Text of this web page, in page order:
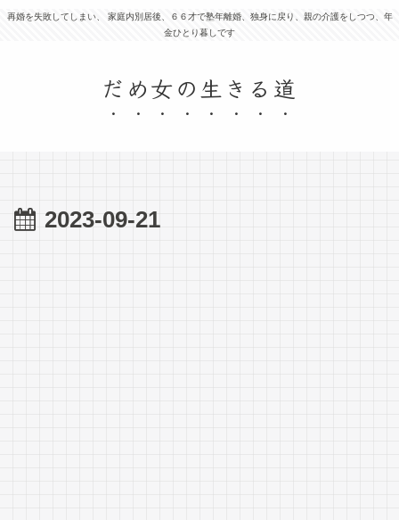
再婚を失敗してしまい、 家庭内別居後、６６才で塾年離婚、独身に戻り、親の介護をしつつ、年
金ひとり暮しです
だめ女の生きる道
2023-09-21